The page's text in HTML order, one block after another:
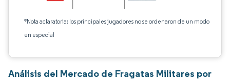
*Nota aclaratoria: los principales jugadores no se ordenaron de un modo
en especial
Análisis del Mercado de Fragatas Militares por